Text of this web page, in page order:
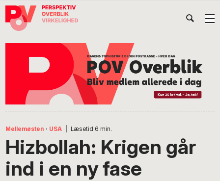
Gå
direkte
Skip
indhold
Gå
direkte
Mellemøsten · USA Læsetid 6 min.
Hizbollah: Krigen går
ind i en ny fase